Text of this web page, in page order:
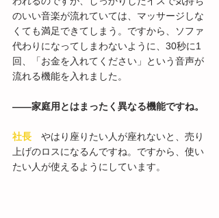
のいい音楽が流れていては、マッサージしな
くても満足できてしまう。ですから、ソファ
代わりになってしまわないように、30秒に1
回、「お金を入れてください」という音声が
流れる機能を入れました。
――家庭用とはまったく異なる機能ですね。
社長 やはり座りたい人が座れないと、売り
上げのロスになるんですね。ですから、使い
たい人が使えるようにしています。